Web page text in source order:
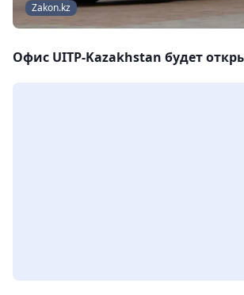
Zakon.kz
Офис UITP-Kazakhstan будет